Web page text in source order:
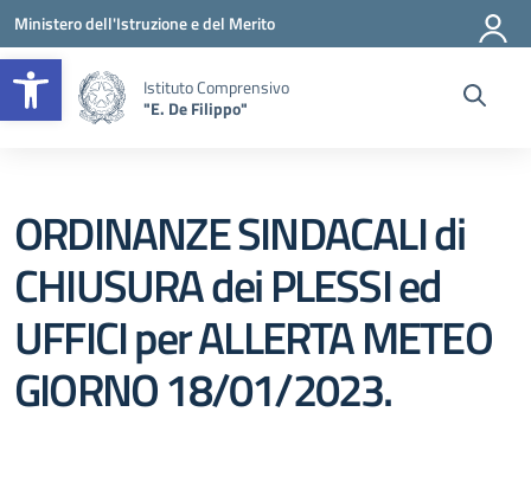
Apri la barra degli strumenti
Vai ai contenuti
Vai al menu di navigazione
Vai al footer
Ministero dell'Istruzione e del Merito
Istituto Comprensivo
"E. De Filippo"
ORDINANZE SINDACALI di
CHIUSURA dei PLESSI ed
UFFICI per ALLERTA METEO
GIORNO 18/01/2023.